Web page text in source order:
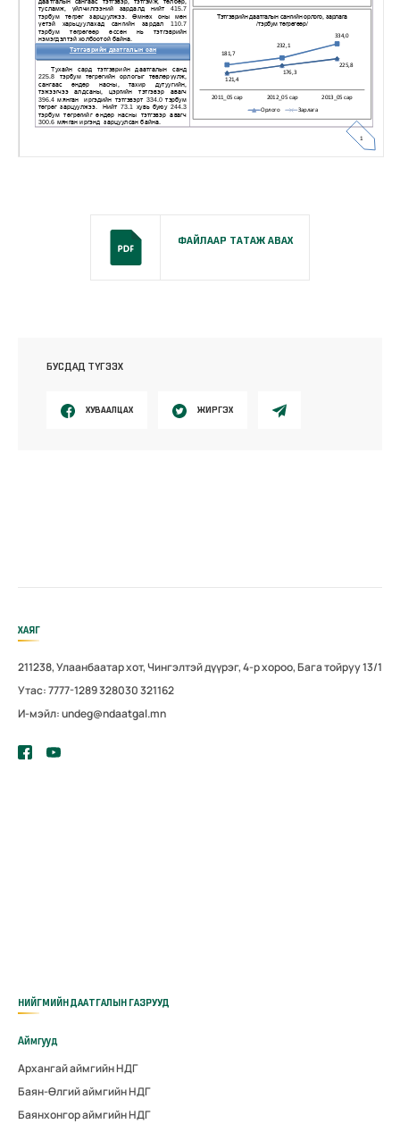
ФАЙЛААР ТАТАЖ АВАХ
БУСДАД ТҮГЭЭХ
ХУВААЛЦАХ ЖИРГЭХ
ХАЯГ
211238, Улаанбаатар хот, Чингэлтэй дүүрэг, 4-р хороо, Бага тойруу 13/1
Утас: 7777-1289 328030 321162
И-мэйл: undeg@ndaatgal.mn
НИЙГМИЙН ДААТГАЛЫН ГАЗРУУД
Аймгууд
Архангай аймгийн НДГ
Баян-Өлгий аймгийн НДГ
Баянхонгор аймгийн НДГ